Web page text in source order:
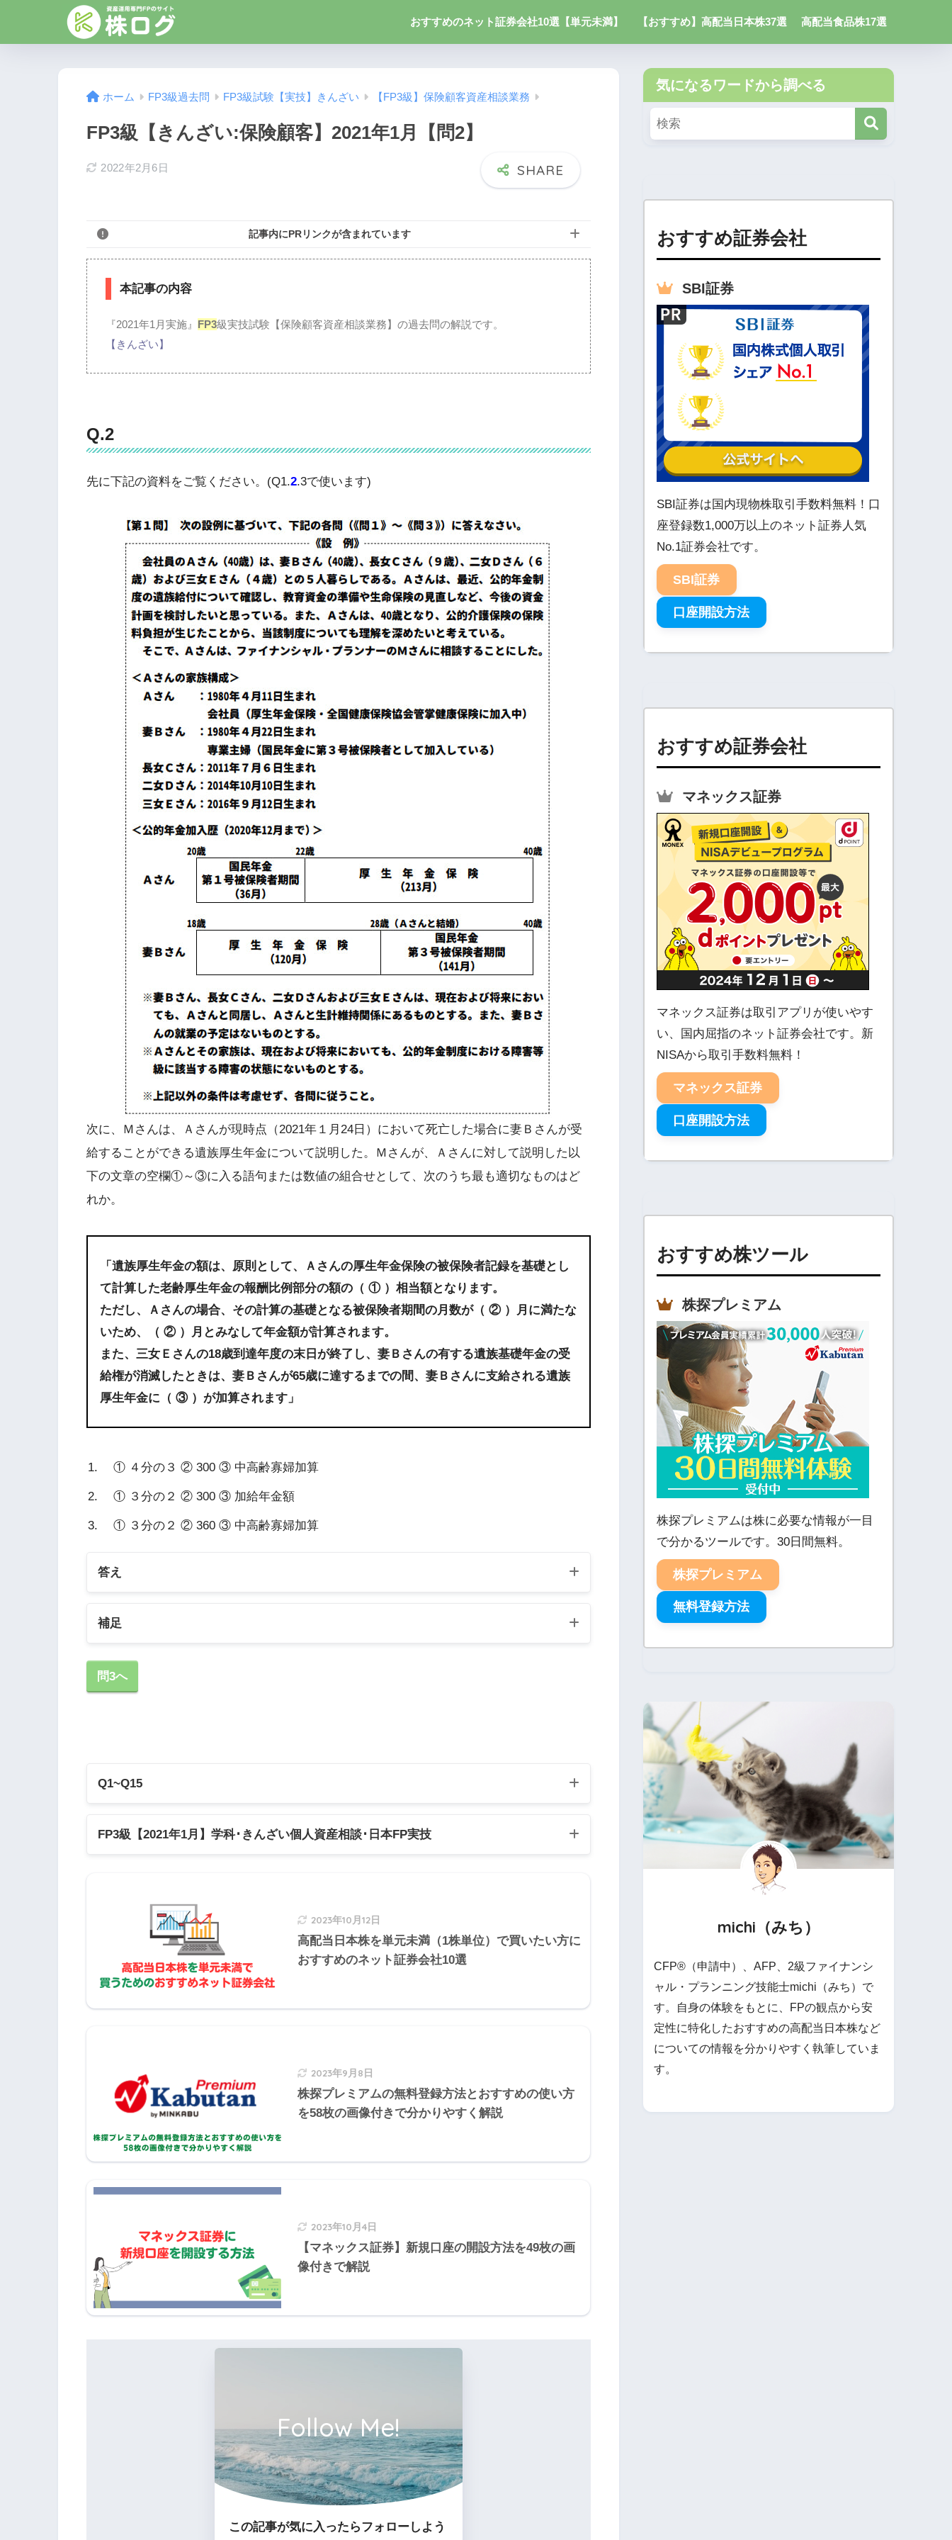
おすすめのネット証券会社10選【単元未満】 【おすすめ】高配当日本株37選 高配当食品株17選
ホーム FP3級過去問 FP3級試験【実技】きんざい 【FP3級】保険顧客資産相談業務
FP3級【きんざい:保険顧客】2021年1月【問2】
2022年2月6日
記事内にPRリンクが含まれています
本記事の内容
『2021年1月実施』 FP3級実技試験【保険顧客資産相談業務】の過去問の解説です。
【きんざい】
Q.2
先に下記の資料をご覧ください。(Q1.2.3で使います)
次に、Ｍさんは、Ａさんが現時点（2021年１月24日）において死亡した場合に妻Ｂさんが受
給することができる遺族厚生年金について説明した。Ｍさんが、Ａさんに対して説明した以
下の文章の空欄①～③に入る語句または数値の組合せとして、次のうち最も適切なものはど
れか。
「遺族厚生年金の額は、原則として、Ａさんの厚生年金保険の被保険者記録を基礎とし
て計算した老齢厚生年金の報酬比例部分の額の（ ① ）相当額となります。
ただし、Ａさんの場合、その計算の基礎となる被保険者期間の月数が（ ② ）月に満たな
いため、（ ② ）月とみなして年金額が計算されます。
また、三女Ｅさんの18歳到達年度の末日が終了し、妻Ｂさんの有する遺族基礎年金の受
給権が消滅したときは、妻Ｂさんが65歳に達するまでの間、妻Ｂさんに支給される遺族
厚生年金に（ ③ ）が加算されます」
① ４分の３ ② 300 ③ 中高齢寡婦加算
① ３分の２ ② 300 ③ 加給年金額
① ３分の２ ② 360 ③ 中高齢寡婦加算
答え
補足
1の補足
遺族厚生年金の年金額
『～～手当金』は3分の2、『それ以外の～～金』は4分の3と覚えると良いで
2の補足
ただし、Ａさんの場合、その計算の基礎となる被保険者期間の月数が（
遺族厚生年金の年金支給要件
厚生年金被保険者が死亡したとき
厚生年金被保険者であった者が資格喪失後、被保険者期間中に初診日がある傷病によ
り当該初診日から起算して5年を経過する日前に死亡したとき
1級または2級の障害厚生年金の受給権者が死亡したとき
問3へ
Q1~Q15
Q1 Q2 Q3 Q4
FP3級【2021年1月】学科･きんざい個人資産相談･日本FP実技
2021年1月きんざい実技試験:個人資産相談業務
2021年1月日本FP協会実技試験
2023年10月12日
高配当日本株を単元未満（1株単位）で買いたい方に
おすすめのネット証券会社10選
2023年9月8日
株探プレミアムの無料登録方法とおすすめの使い方
を58枚の画像付きで分かりやすく解説
2023年10月4日
【マネックス証券】新規口座の開設方法を49枚の画
像付きで解説
Follow Me!
この記事が気に入ったらフォローしよう
気になるワードから調べる
おすすめ証券会社
SBI証券
SBI証券は国内現物株取引手数料無料！口
座登録数1,000万以上のネット証券人気
No.1証券会社です。
SBI証券
口座開設方法
おすすめ証券会社
マネックス証券
マネックス証券は取引アプリが使いやす
い、国内屈指のネット証券会社です。新
NISAから取引手数料無料！
マネックス証券
口座開設方法
おすすめ株ツール
株探プレミアム
株探プレミアムは株に必要な情報が一目
で分かるツールです。30日間無料。
株探プレミアム
無料登録方法
michi（みち）
CFP®（申請中）、AFP、2級ファイナンシ
ャル・プランニング技能士michi（みち）で
す。自身の体験をもとに、FPの観点から安
定性に特化したおすすめの高配当日本株など
についての情報を分かりやすく執筆していま
す。